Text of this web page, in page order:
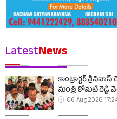
LatestNews
కాంట్రాక్టర్
మంత్రి కోమటి రెడ్డి
06 Aug 2026